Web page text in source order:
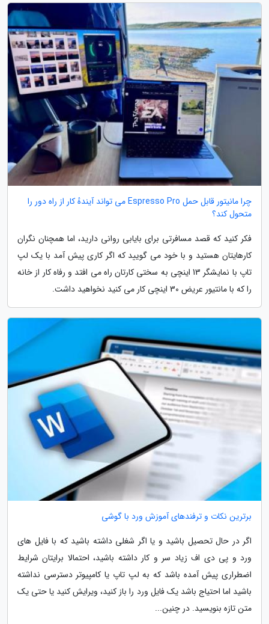
چرا مانیتور قابل حمل Espresso Pro می تواند آیندهٔ کار از راه دور را
متحول کند؟
فکر کنید که قصد مسافرتی برای بایابی روانی دارید، اما همچنان نگران
کارهایتان هستید و با خود می گویید که اگر کاری پیش آمد با یک لپ
تاپ با نمایشگر 13 اینچی به سختی کارتان راه می افتد و رفاه کار از خانه
را که با مانتیور عریض 30 اینچی کار می کنید نخواهید داشت.
برترین نکات و ترفندهای آموزش ورد با گوشی
اگر در حال تحصیل باشید و یا اگر شغلی داشته باشید که با فایل های
ورد و پی دی اف زیاد سر و کار داشته باشید، احتمالا برایتان شرایط
اضطراری پیش آمده باشد که به لپ تاپ یا کامپیوتر دسترسی نداشته
باشید اما احتیاج باشد یک فایل ورد را باز کنید، ویرایش کنید یا حتی یک
متن تازه بنویسید. در چنین...